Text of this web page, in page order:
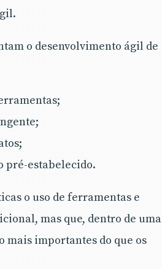
o desenvolvimento ágil de
pré-estabelecido.
o uso de ferramentas e
mas que, dentro de uma
mais importantes do que os